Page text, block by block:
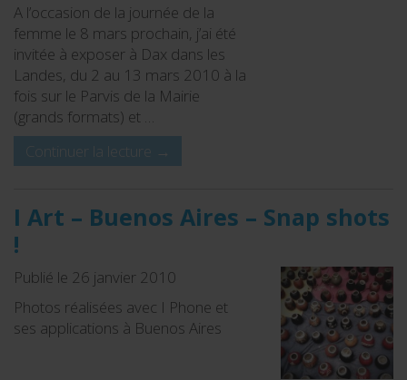
A l’occasion de la journée de la
femme le 8 mars prochain, j’ai été
invitée à exposer à Dax dans les
Landes, du 2 au 13 mars 2010 à la
fois sur le Parvis de la Mairie
(grands formats) et …
Continuer la lecture
→
I Art – Buenos Aires – Snap shots
!
Publié le 26 janvier 2010
Photos réalisées avec I Phone et
ses applications à Buenos Aires